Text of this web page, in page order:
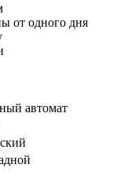
от одного дня
автомат